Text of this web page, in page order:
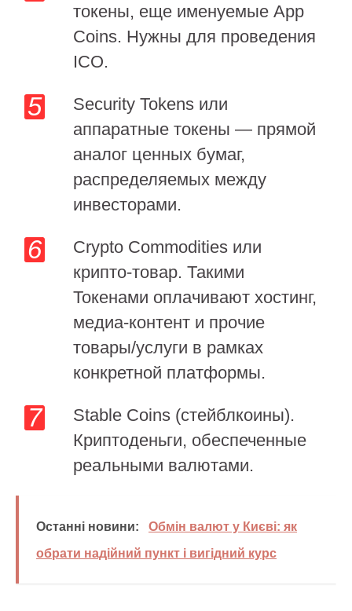
токены, еще именуемые App
Coins. Нужны для проведения
ICO.
Security Tokens или
аппаратные токены — прямой
аналог ценных бумаг,
распределяемых между
инвесторами.
Crypto Commodities или
крипто-товар. Такими
Токенами оплачивают хостинг,
медиа-контент и прочие
товары/услуги в рамках
конкретной платформы.
Stable Coins (стейблкоины).
Криптоденьги, обеспеченные
реальными валютами.
Останні новини:
Обмін валют у Києві: як
обрати надійний пункт і вигідний курс